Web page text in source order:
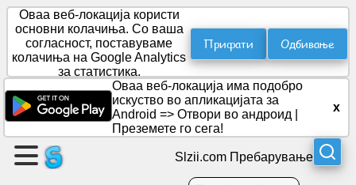
Направете
страница
Креирај
група
Оваа веб-локација користи
основни колачиња. Со ваша
согласност, поставуваме
колачиња на Google Analytics
за статистика.
Прифати Одбивање
Оваа веб-локација има подобро
искуство во апликацијата за
Android => Отвори во андроид
Преземете го сега!
x
Slzii.com Пребарување